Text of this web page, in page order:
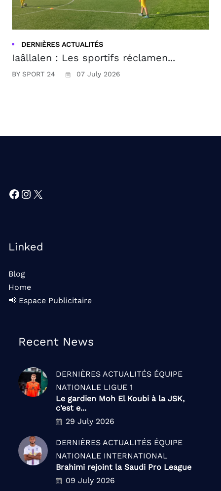
DERNIÈRES ACTUALITÉS
Iaâllalen : Les sportifs réclamen...
BY SPORT 24 07 July 2026
Facebook
Instagram
X
Linked
Blog
Home
📢 Espace Publicitaire
Recent News
DERNIÈRES ACTUALITÉS ÉQUIPE
NATIONALE LIGUE 1
Le gardien Moh El Koubi à la JSK,
c’est e...
29 July 2026
DERNIÈRES ACTUALITÉS ÉQUIPE
NATIONALE INTERNATIONAL
Brahimi rejoint la Saudi Pro League
09 July 2026